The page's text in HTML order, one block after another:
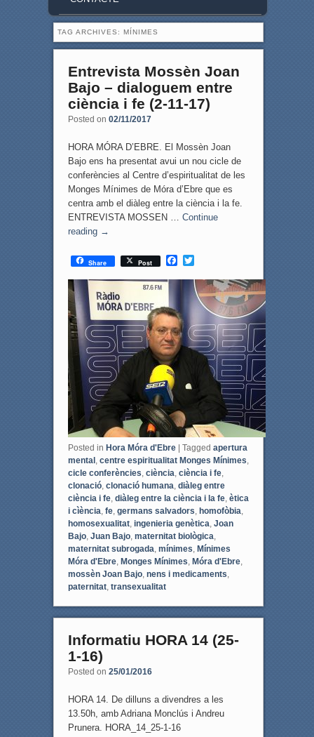
TAG ARCHIVES: MÍNIMES
Entrevista Mossèn Joan
Bajo – dialoguem entre
ciència i fe (2-11-17)
Posted on 02/11/2017
HORA MÓRA D’EBRE. El Mossèn Joan
Bajo ens ha presentat avui un nou cicle de
conferències al Centre d’espiritualitat de les
Monges Mínimes de Móra d’Ebre que es
centra amb el diàleg entre la ciència i la fe.
ENTREVISTA MOSSEN … Continue
reading →
Share Post
F
c
o
o
k
T
i
t
r
Posted in Hora Móra d'Ebre | Tagged apertura
mental, centre espiritualitat Monges Mínimes
cicle conferències ciència ciència i fe,
clonació, clonació humana diàleg entre
ciència i fe, diàleg entre la ciència i la fe, ètica
i cìència fe, germans salvadors homofòbia
homosexualitat, ingenieria genètica Joan
Bajo, Juan Bajo, maternitat biològica
maternitat subrogada mínimes Mínimes
Móra d'Ebre, Monges Mínimes Móra d'Ebre,
mossèn Joan Bajo, nens i medicaments
paternitat, transexualitat
Informatiu HORA 14 (25-
1-16)
Posted on 25/01/2016
HORA 14. De dilluns a divendres a les
13.50h, amb Adriana Monclús i Andreu
Prunera. HORA_14_25-1-16